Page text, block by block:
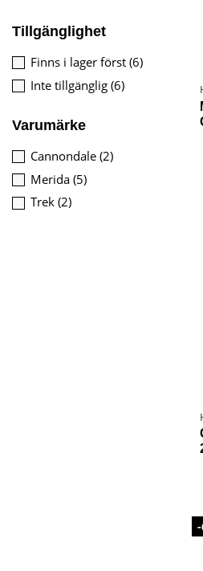
Tillgänglighet
Finns i lager först (6)
Inte tillgänglig (6)
Varumärke
Cannondale (2)
Merida (5)
Trek (2)